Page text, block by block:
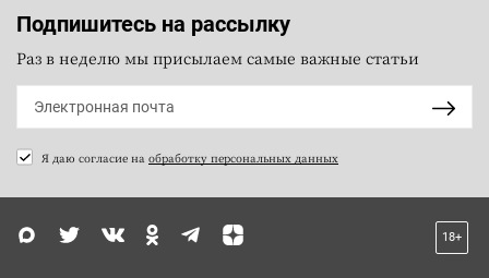
Подпишитесь на рассылку
Раз в неделю мы присылаем самые важные статьи
Я даю согласие на обработку персональных данных
18+